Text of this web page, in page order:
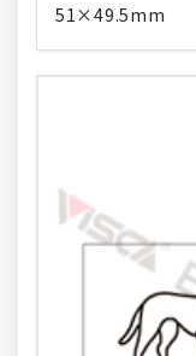
51×49.5mm